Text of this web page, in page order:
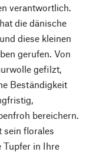
verantwortlich.
die dänische
diese kleinen
gerufen. Von
gefilzt,
Beständigkeit
bereichern.
sein florales
Tupfer in Ihre